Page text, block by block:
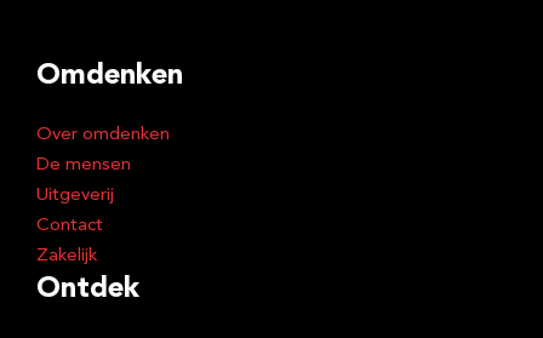
Omdenken
Over omdenken
De mensen
Uitgeverij
Contact
Zakelijk
Ontdek